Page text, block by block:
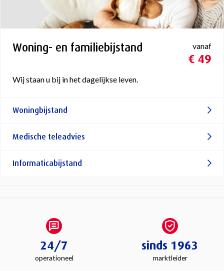
Woning- en familiebijstand vanaf
€ 49
Wij staan u bij in het dagelijkse leven.
Woningbijstand
Medische teleadvies
Informaticabijstand
24/7
operationeel
sinds 1963
marktleider